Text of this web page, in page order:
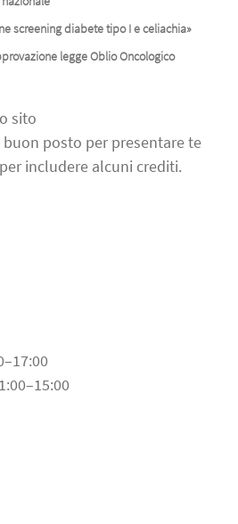
screening diabete tipo I e celiachia»
legge Oblio Oncologico
sito
posto per presentare te
includere alcuni crediti.